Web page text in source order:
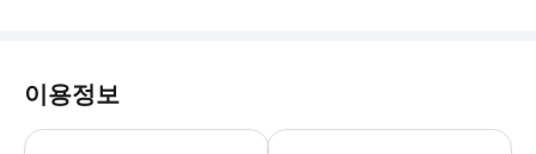
이용정보